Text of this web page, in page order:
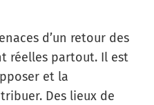
d’un retour des
réelles partout. Il est
et la
Des lieux de